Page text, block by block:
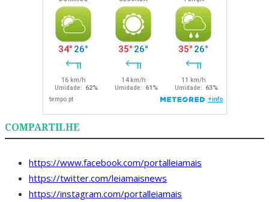
COMPARTILHE
https://www.facebook.com/portalleiamais
https://twitter.com/leiamaisnews
https://instagram.com/portalleiamais